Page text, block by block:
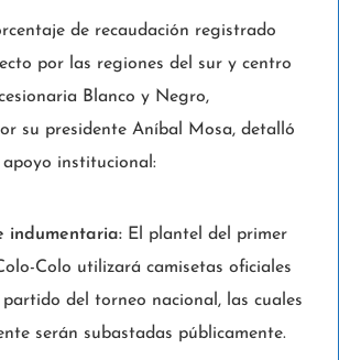
de recaudación registrado
por las regiones del sur y centro
Blanco y Negro,
su presidente Aníbal Mosa, detalló
apoyo institucional:
indumentaria: El plantel del primer
Colo utilizará camisetas oficiales
del torneo nacional, las cuales
serán subastadas públicamente.